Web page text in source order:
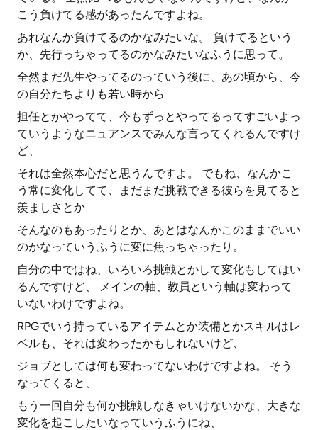
こう負けてる感があったんですよね。
あれなんか負けてるのかなみたいな。 負けてるという
か、先行っちゃってるのかなみたいなふうに思って。
全然まだ先生やってるのっていう後に、あの頃から、今
の自分たちよりも若い時から
担任とかやってて、今もずっとやってるってすごいよっ
ていうようなニュアンスでみんな言ってくれるんですけ
ど、
それは全然本心だと思うんですよ。 でもね、なんかこ
う常に変化してて、まだまだ挑戦できる彼らを見てると
羨ましさとか
そんなのもあったりとか、あとはなんかこのままでいい
のかなっていうふうに変に焦っちゃったり。
自分の中ではね、いろいろ挑戦とかして変化もしてはい
るんですけど、 メインの軸、教員という軸は変わって
いないわけですよね。
RPGでいう持っているアイテムとか装備とかスキルはレ
ベルも、それは変わったかもしれないけど、
ジョブとしては何も変わってないわけですよね。 そう
なってくると、
もう一回自分も何か挑戦しなきゃいけないかな、大きな
変化を起こしたいなっていうふうにね、